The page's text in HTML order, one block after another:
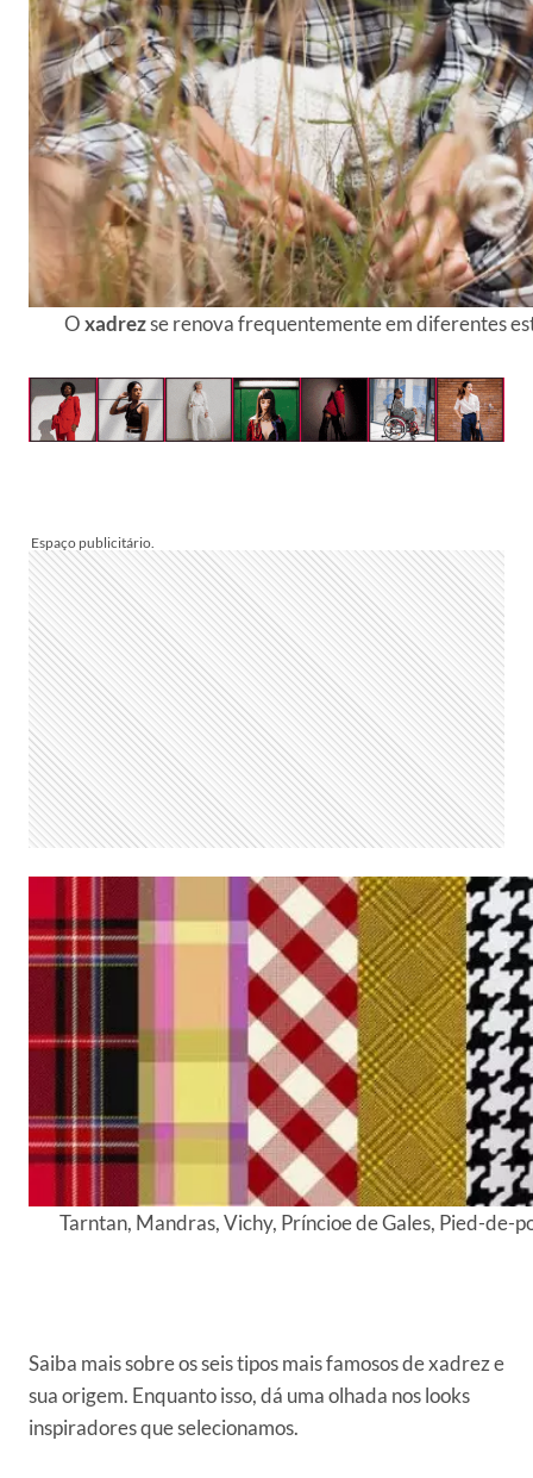
Oxadrezse renova frequentemente em diferentes
Tarntan, Mandras, Vichy, Príncioe de Gales, Pied-de-
Saiba mais sobre os seis tipos mais famosos de xadrez e
sua origem. Enquanto isso, dá uma olhada nos looks
inspiradores que selecionamos.